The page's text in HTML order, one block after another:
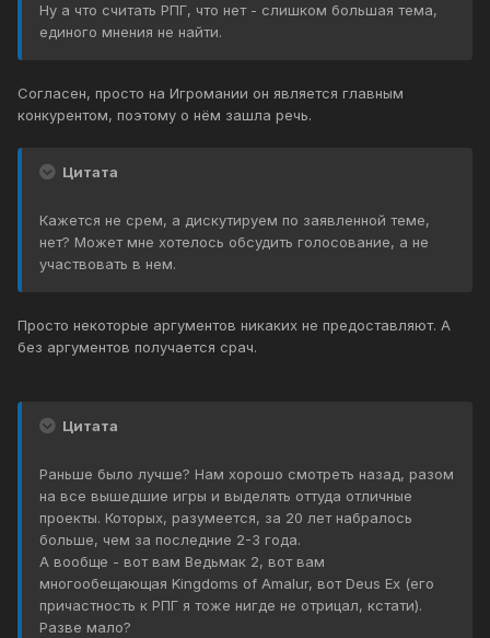
Ну а что считать РПГ, что нет - слишком большая тема,
единого мнения не найти.
Согласен, просто на Игромании он является главным
конкурентом, поэтому о нём зашла речь.
Цитата
Кажется не срем, а дискутируем по заявленной теме,
нет? Может мне хотелось обсудить голосование, а не
участвовать в нем.
Просто некоторые аргументов никаких не предоставляют. А
без аргументов получается срач.
Цитата
Раньше было лучше? Нам хорошо смотреть назад, разом
на все вышедшие игры и выделять оттуда отличные
проекты. Которых, разумеется, за 20 лет набралось
больше, чем за последние 2-3 года.
А вообще - вот вам Ведьмак 2, вот вам
многообещающая Kingdoms of Amalur, вот Deus Ex (его
причастность к РПГ я тоже нигде не отрицал, кстати).
Разве мало?